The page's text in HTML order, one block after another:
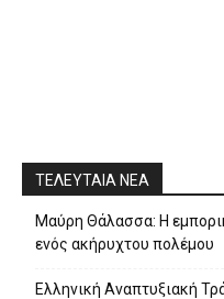
ΤΕΛΕΥΤΑΙΑ ΝΕΑ
Μαύρη Θάλασσα: Η
ενός ακήρυχτου πολέμου
Ελληνική Αναπτυξιακή